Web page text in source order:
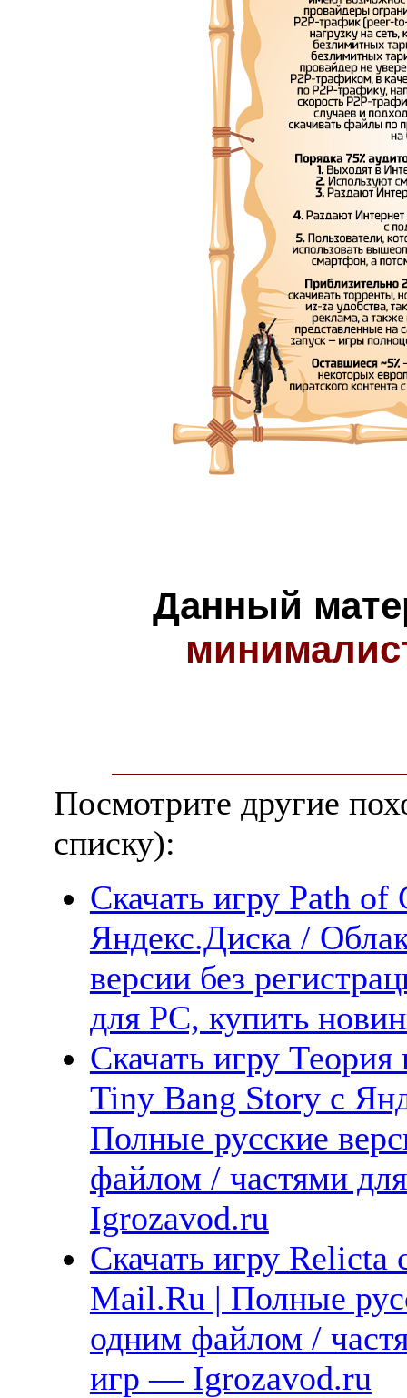
Данный
Посмотрите другие
списку):
Скачать игру Path of
Яндекс.Диска /
версии без
для PC, купить
Скачать игру
Tiny Bang Story с
Полные русские
файлом / частями
Igrozavod.ru
Скачать игру
Mail.Ru | Полные
одним файлом /
игр — Igrozavod.ru